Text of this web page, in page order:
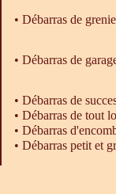
• Débarras de
• Débarras de
• Débarras de
• Débarras de tout
• Débarras
• Débarras petit et